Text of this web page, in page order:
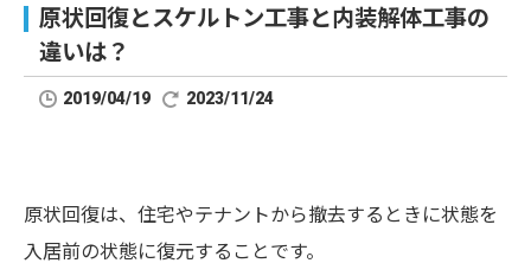
原状回復とスケルトン工事と内装解体工事の
違いは？
2019/04/19 2023/11/24
原状回復は、住宅やテナントから撤去するときに状態を
入居前の状態に復元することです。